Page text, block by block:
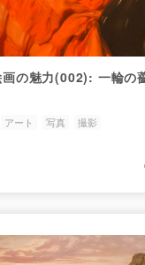
画の魅力(002): 一輪の
アート 写真 撮影